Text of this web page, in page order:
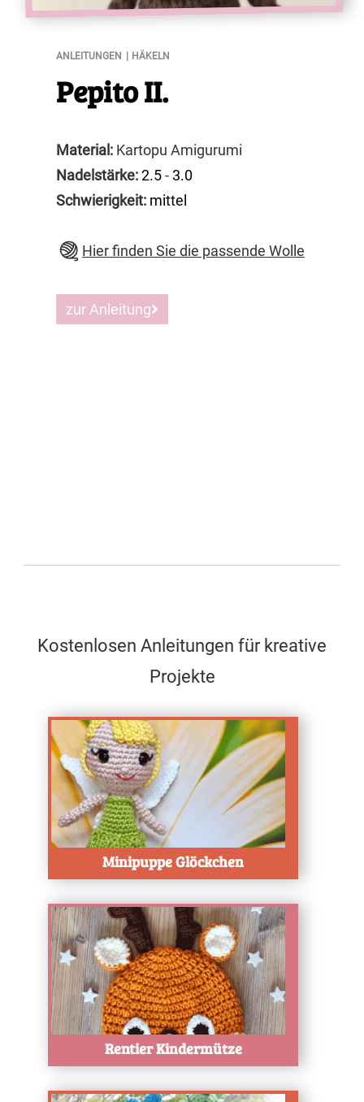
ANLEITUNGEN HÄKELN
Pepito II.
Material: Kartopu Amigurumi
Nadelstärke:2.5- 3.0
Schwierigkeit: mittel
Hier finden Sie die passende Wolle
zur Anleitung
Kostenlosen Anleitungen für kreative
Projekte
Test
Minipuppe Glöckchen
Test
Rentier Kindermütze